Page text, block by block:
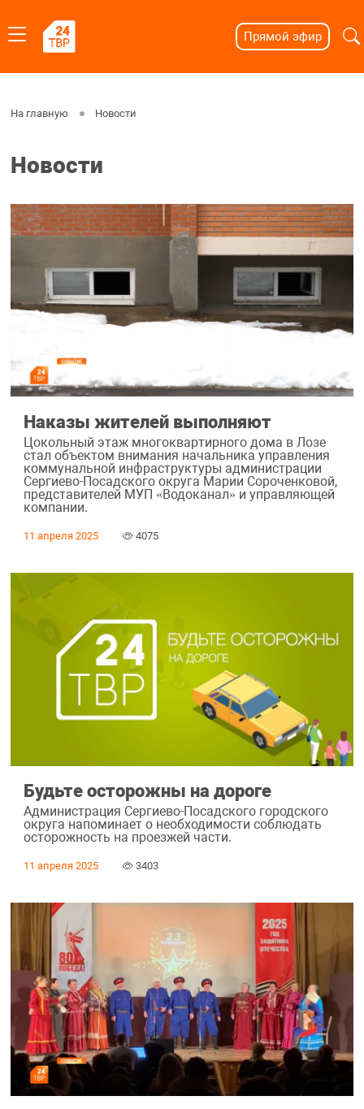
Прямой эфир
На главную Новости
Новости
Наказы жителей выполняют
Цокольный этаж многоквартирного дома в Лозе
стал объектом внимания начальника управления
коммунальной инфраструктуры администрации
Сергиево-Посадского округа Марии Сороченковой,
представителей МУП «Водоканал» и управляющей
компании.
11 апреля 2025 4075
Будьте осторожны на дороге
Администрация Сергиево-Посадского городского
округа напоминает о необходимости соблюдать
осторожность на проезжей части.
11 апреля 2025 3403